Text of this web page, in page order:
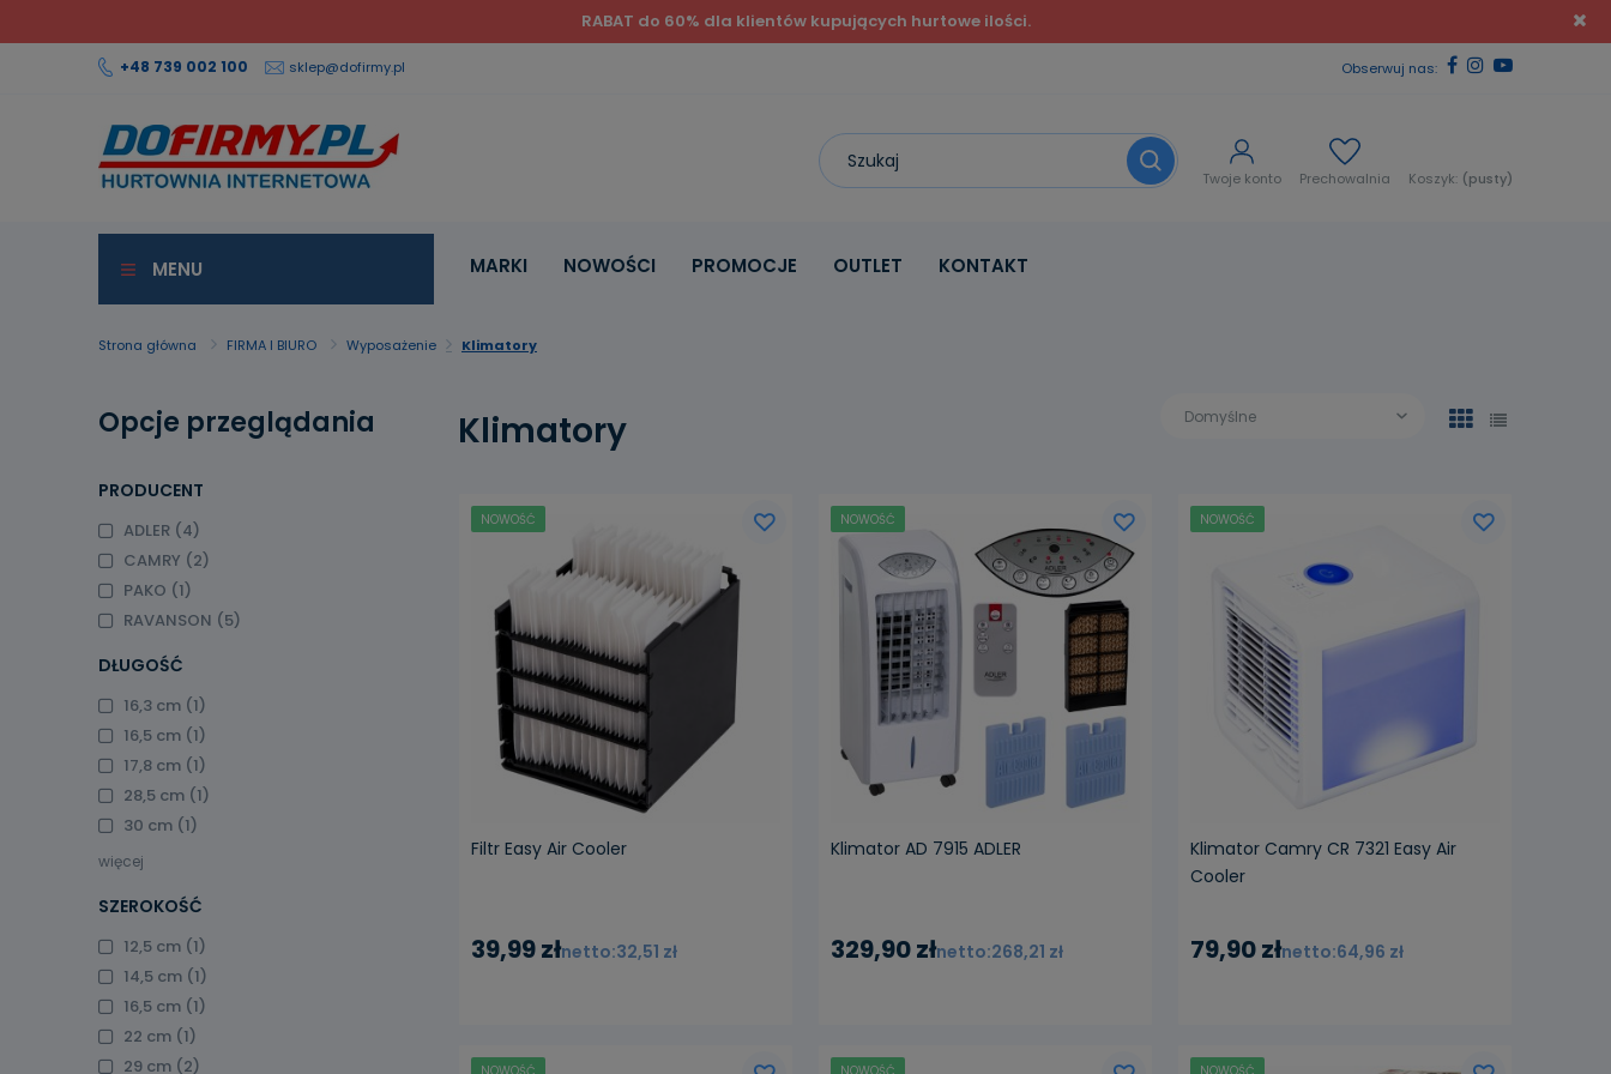
RABAT do 60% dla klientów kupujących hurtowe ilości.
+48 739 002 100 sklep@dofirmy.pl Obserwuj nas:
Koszyk: (pusty)
Prechowalnia
Twoje konto
MENU MARKI NOWOŚCI PROMOCJE OUTLET KONTAKT
Strona główna FIRMA I BIURO Wyposażenie Klimatory
Opcje przeglądania
PRODUCENT
ADLER (4)
CAMRY (2)
PAKO (1)
RAVANSON (5)
DŁUGOŚĆ
16,3 cm (1)
16,5 cm (1)
17,8 cm (1)
28,5 cm (1)
30 cm (1)
więcej
SZEROKOŚĆ
12,5 cm (1)
14,5 cm (1)
16,5 cm (1)
22 cm (1)
29 cm (2)
Klimatory
Filtr Easy Air Cooler
39,99 zł 32,51 zł
powiadom o dostępności
NOWOŚĆ
Klimator AD 7915 ADLER
329,90 zł 268,21 zł
powiadom o dostępności
NOWOŚĆ
Klimator Camry CR 7321 Easy Air
Cooler
79,90 zł 64,96 zł
powiadom o dostępności
NOWOŚĆ